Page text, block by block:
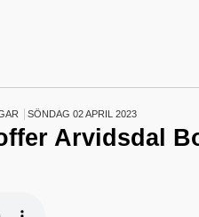
SÖNDAG 02 APRIL 2023
Arvidsdal